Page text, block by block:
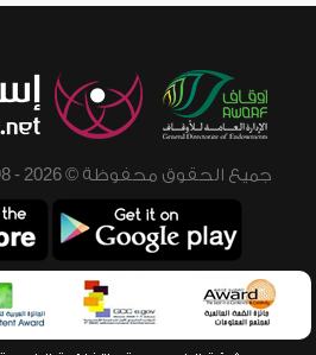
جميع الحقوق محفوظة © 2026 - 1998 لشبكة إسلام ويب